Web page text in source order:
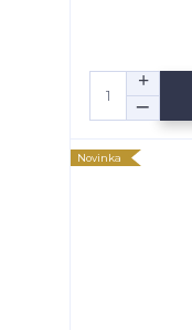
Novinka